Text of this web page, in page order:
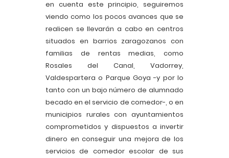
en cuenta este principio, seguiremos
viendo como los pocos avances que se
realicen se llevarán a cabo en centros
situados en barrios zaragozanos con
familias de rentas medias, como
Rosales del Canal, Vadorrey,
Valdespartera o Parque Goya -y por lo
tanto con un bajo número de alumnado
becado en el servicio de comedor-, o en
municipios rurales con ayuntamientos
comprometidos y dispuestos a invertir
dinero en conseguir una mejora de los
servicios de comedor escolar de sus